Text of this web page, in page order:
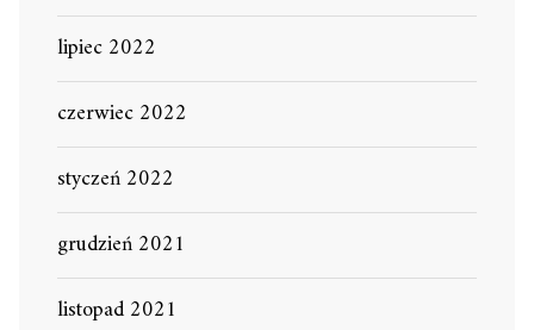
lipiec 2022
czerwiec 2022
styczeń 2022
grudzień 2021
listopad 2021